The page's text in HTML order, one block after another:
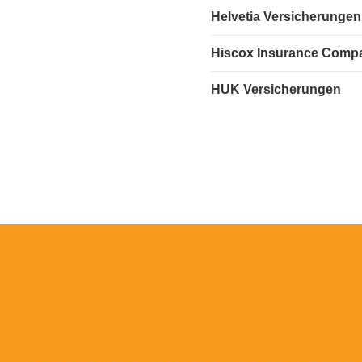
Helvetia Versicherungen
Hiscox Insurance
HUK Versicherungen